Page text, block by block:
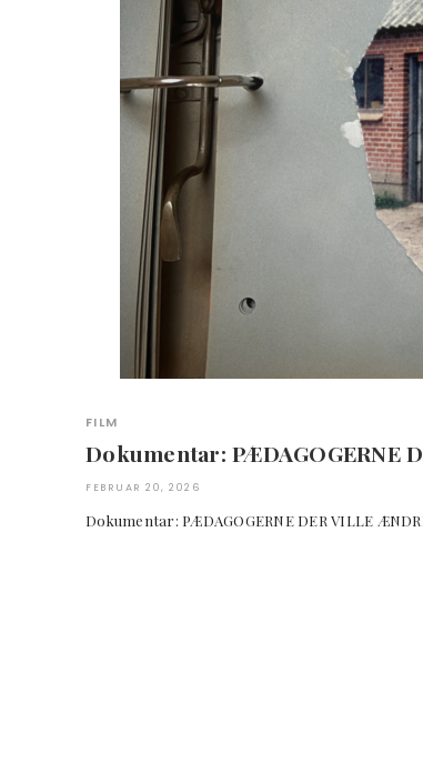
FILM
Dokumentar: PÆDAGOGERNE
FEBRUAR 20, 2026
Dokumentar: PÆDAGOGERNE DER